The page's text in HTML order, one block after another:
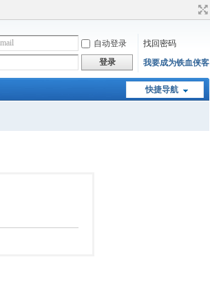
自动登录
找回密码
登录 我要成为铁血侠客
快捷导航